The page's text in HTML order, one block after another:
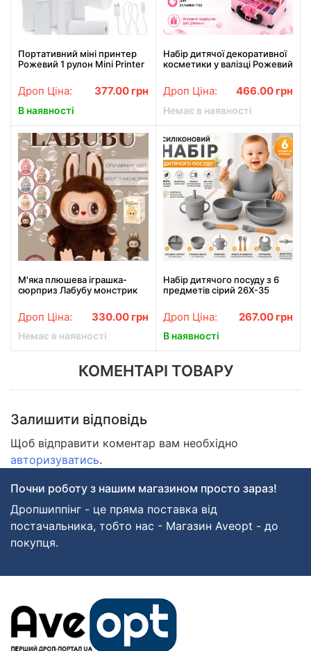
Портативний міні принтер
Рожевий 1 рулон Mini Printer
дитячий принтер термо
принтер
Дроп Ціна: 377.00 грн
В наявності
Набір дитячої декоративної
косметики у валізці Рожевий
Дроп Ціна: 466.00 грн
Немає в наявності
М'яка плюшева іграшка-
сюрприз Лабубу монстрик
Дроп Ціна: 330.00 грн
Немає в наявності
Набір дитячого посуду з 6
предметів сірий 26X-35
Дроп Ціна: 267.00 грн
В наявності
КОМЕНТАРІ ТОВАРУ
Залишити відповідь
Щоб відправити коментар вам необхідно
авторизуватись.
Почни роботу з нашим магазином просто зараз!
Дропшиппінг - це пряма поставка від
постачальника, тобто нас - Магазин Aveopt - до
покупця.